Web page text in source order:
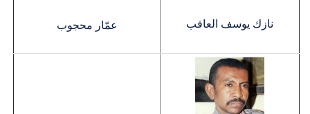
نازك يوسف العاقب عمّار محجوب